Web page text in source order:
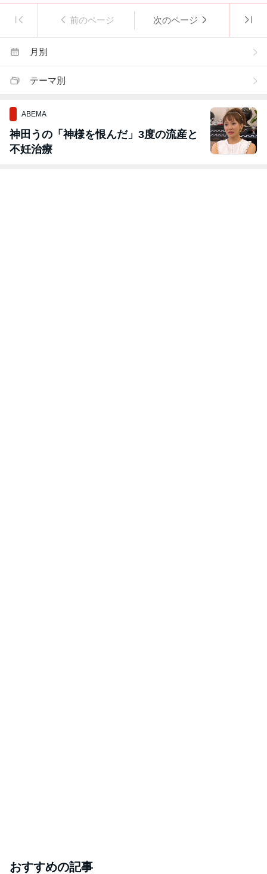
前のページ 次のページ
月別
テーマ別
ABEMA
神田うの「神様を恨んだ」3度の流産と
不妊治療
おすすめの記事